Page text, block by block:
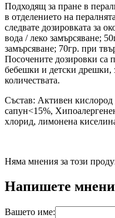
Подходящ за пране в
в отделението на
следвате дозировката за
вода / леко замърсяване;
замърсяване; 70гр. при
Посочените дозировки са
бебешки и детски дрешки,
количествата.
Състав: Активен кислород
сапун<15%,
хлорид, лимонена
Няма мнения за този
Напишете
Вашето име: